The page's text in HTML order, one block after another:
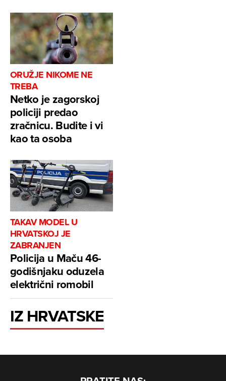
ORUŽJE NIKOME NE
TREBA
Netko je zagorskoj
policiji predao
zračnicu. Budite i vi
kao ta osoba
TAKAV MODEL U
HRVATSKOJ JE
ZABRANJEN
Policija u Maču 46-
godišnjaku oduzela
električni romobil
IZ HRVATSKE